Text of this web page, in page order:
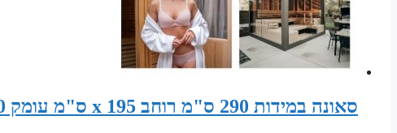
סאונה במידות 290 ס"מ רוחב x 195 ס"מ עומק x 200 ס"מ גובה ערכת מודולרית לסאונה פינית